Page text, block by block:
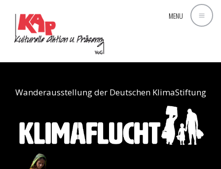
MENU
Wanderausstellung der Deutschen KlimaStiftung